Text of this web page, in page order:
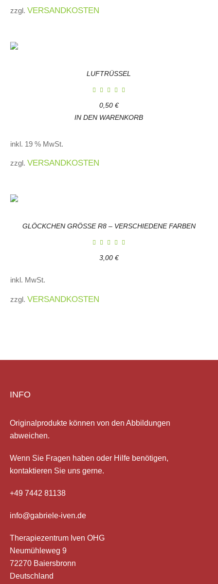
zzgl.VERSANDKOSTEN
LUFTRÜSSEL
0,50 €
IN DEN WARENKORB
inkl. 19 % MwSt.
zzgl.VERSANDKOSTEN
GLÖCKCHEN GRÖSSE R8 – VERSCHIEDENE FARBEN
3,00 €
inkl. MwSt.
zzgl.VERSANDKOSTEN
INFO
Originalprodukte können von den Abbildungen
abweichen.
Wenn Sie Fragen habenoder Hilfe benötigen,
kontaktieren Sie uns gerne.
+49 7442 81138
info@gabriele-iven.de
Therapiezentrum Iven OHG
Neumühleweg 9
72270 Baiersbronn
Deutschland